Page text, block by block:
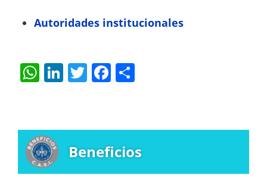
Autoridades institucionales
W
h
s
A
p
Li
n
e
dI
n
T
w
er
F
a
e
b
o
e
Beneficios